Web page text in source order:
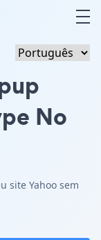
No
site Yahoo sem